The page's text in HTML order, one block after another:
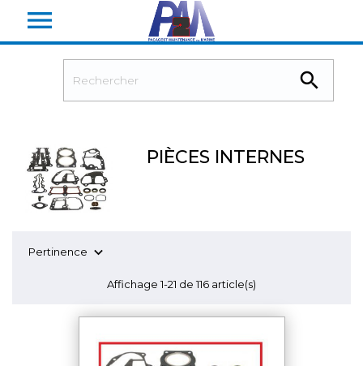


PIÈCES INTERNES
Pertinence 
Affichage 1-21 de 116 article(s)